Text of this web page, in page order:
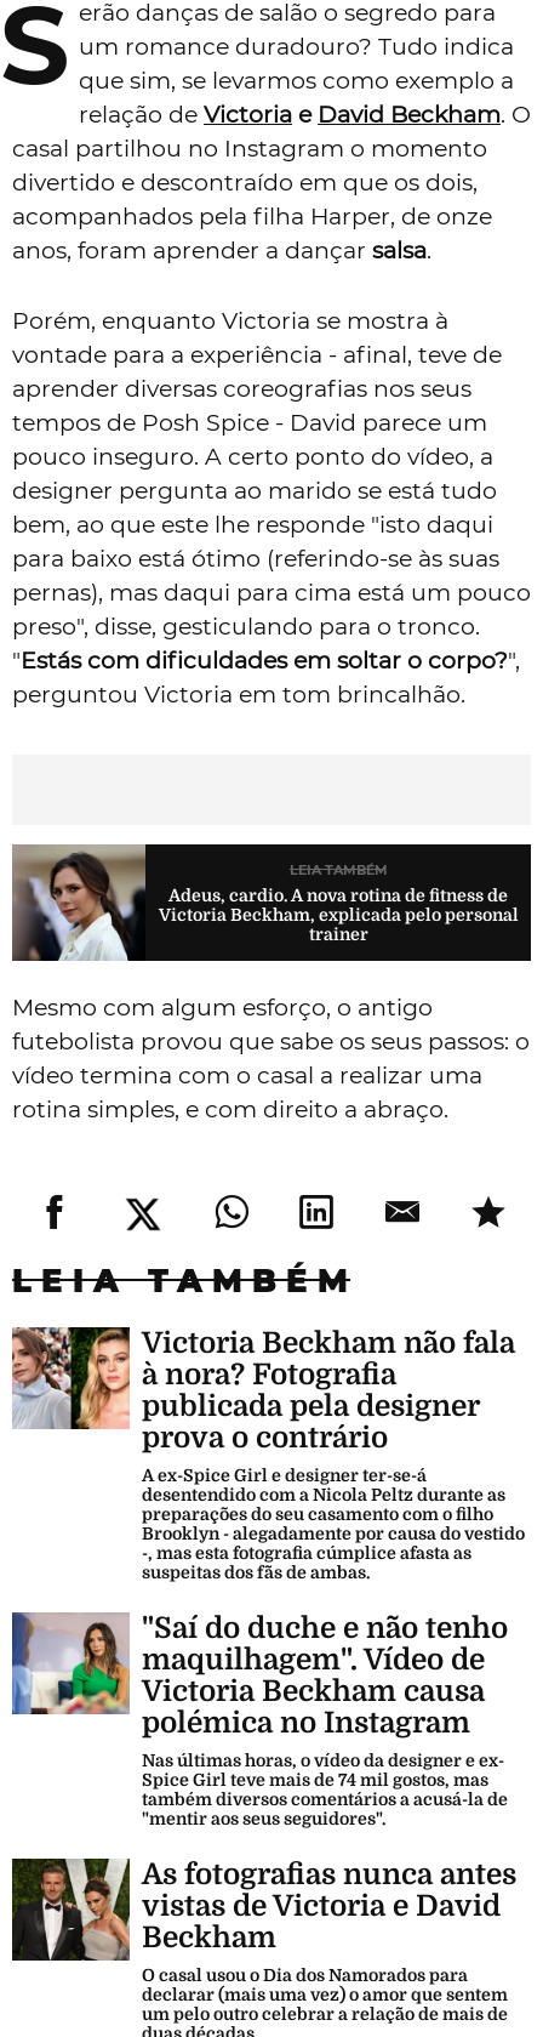
S erão danças de salão o segredo para
um romance duradouro? Tudo indica
que sim, se levarmos como exemplo a
relação de Victoria e David Beckham. O
casal partilhou no Instagram o momento
divertido e descontraído em que os dois,
acompanhados pela filha Harper, de onze
anos, foram aprender a dançar salsa.
Porém, enquanto Victoria se mostra à
vontade para a experiência - afinal, teve de
aprender diversas coreografias nos seus
tempos de Posh Spice - David parece um
pouco inseguro. A certo ponto do vídeo, a
designer pergunta ao marido se está tudo
bem, ao que este lhe responde "isto daqui
para baixo está ótimo (referindo-se às suas
pernas), mas daqui para cima está um pouco
preso", disse, gesticulando para o tronco.
"Estás com dificuldades em soltar o corpo?",
perguntou Victoria em tom brincalhão.
LEIA TAMBÉM
Adeus, cardio. A nova rotina de fitness de
Victoria Beckham, explicada pelo personal
trainer
Mesmo com algum esforço, o antigo
futebolista provou que sabe os seus passos: o
vídeo termina com o casal a realizar uma
rotina simples, e com direito a abraço.
LEIA TAMBÉM
Victoria Beckham não fala
à nora? Fotografia
publicada pela designer
prova o contrário
A ex-Spice Girl e designer ter-se-á
desentendido com a Nicola Peltz durante as
preparações do seu casamento com o filho
Brooklyn - alegadamente por causa do vestido
-, mas esta fotografia cúmplice afasta as
suspeitas dos fãs de ambas.
"Saí do duche e não tenho
maquilhagem". Vídeo de
Victoria Beckham causa
polémica no Instagram
Nas últimas horas, o vídeo da designer e ex-
Spice Girl teve mais de 74 mil gostos, mas
também diversos comentários a acusá-la de
"mentir aos seus seguidores".
As fotografias nunca antes
vistas de Victoria e David
Beckham
O casal usou o Dia dos Namorados para
declarar (mais uma vez) o amor que sentem
um pelo outro celebrar a relação de mais de